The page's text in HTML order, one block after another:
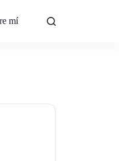
mí Contacto